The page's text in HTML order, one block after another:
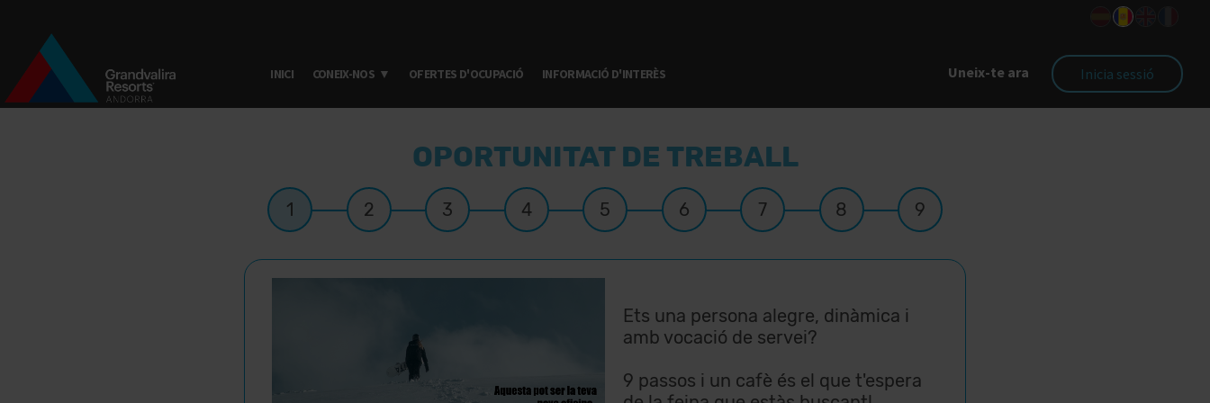
INICI CONEIX-NOS OFERTES D'OCUPACIÓ INFORMACIÓ D'INTERÈS Uneix-te ara Inicia sessió
OPORTUNITAT DE TREBALL
1 2 3 4 5 6 7 8 9
Ets una persona alegre, dinàmica i
amb vocació de servei?
9 passos i un cafè és el que t'espera